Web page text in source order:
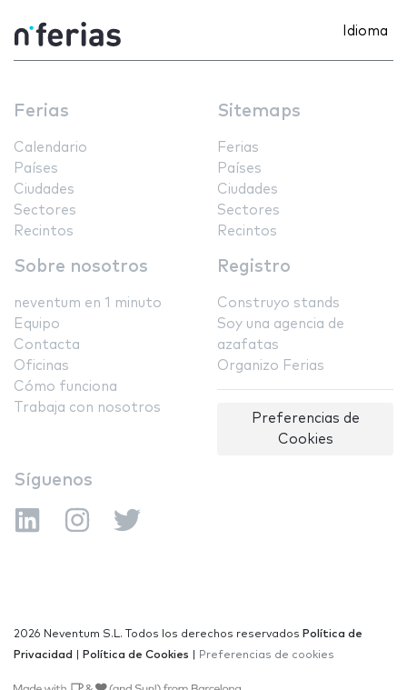
Idioma
Ferias
Calendario
Países
Ciudades
Sectores
Recintos
Sitemaps
Ferias
Países
Ciudades
Sectores
Recintos
Sobre nosotros
neventum en 1 minuto
Equipo
Contacta
Oficinas
Cómo funciona
Trabaja con nosotros
Registro
Construyo stands
Soy una agencia de
azafatas
Organizo Ferias
Preferencias de
Cookies
Síguenos
2026 Neventum S.L. Todos los derechos reservados Política de
Privacidad
Política de Cookies Preferencias de cookies